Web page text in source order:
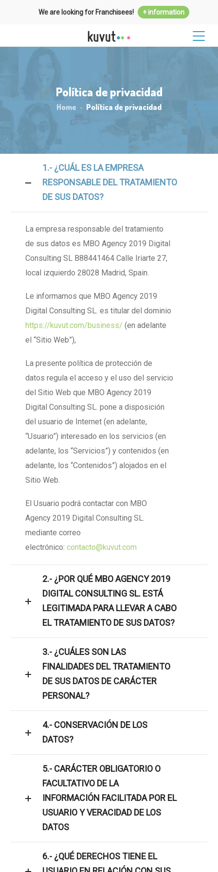
We are looking for Franchisees! + information
Política de privacidad
Home Política de privacidad
1.- ¿CUÁL ES LA EMPRESA
RESPONSABLE DEL TRATAMIENTO
DE SUS DATOS?
La empresa responsable del tratamiento
de sus datos es MBO Agency 2019 Digital
Consulting SL B88441464 Calle Iriarte 27,
local izquierdo 28028 Madrid, Spain.
Le informamos que MBO Agency 2019
Digital Consulting SL. es titular del dominio
https://kuvut.com/business/ (en adelante
el “Sitio Web”),
La presente política de protección de
datos regula el acceso y el uso del servicio
del Sitio Web que MBO Agency 2019
Digital Consulting SL. pone a disposición
del usuario de Internet (en adelante,
“Usuario”) interesado en los servicios (en
adelante, los “Servicios”) y contenidos (en
adelante, los “Contenidos”) alojados en el
Sitio Web.
El Usuario podrá contactar con MBO
Agency 2019 Digital Consulting SL.
mediante correo
electrónico:contacto@kuvut.com
2.- ¿POR QUÉ MBO AGENCY 2019
DIGITAL CONSULTING SL. ESTÁ
LEGITIMADA PARA LLEVAR A CABO
EL TRATAMIENTO DE SUS DATOS?
3.- ¿CUÁLES SON LAS
FINALIDADES DEL TRATAMIENTO
DE SUS DATOS DE CARÁCTER
PERSONAL?
4.- CONSERVACIÓN DE LOS
DATOS?
5.- CARÁCTER OBLIGATORIO O
FACULTATIVO DE LA
INFORMACIÓN FACILITADA POR EL
USUARIO Y VERACIDAD DE LOS
DATOS
6.- ¿QUÉ DERECHOS TIENE EL